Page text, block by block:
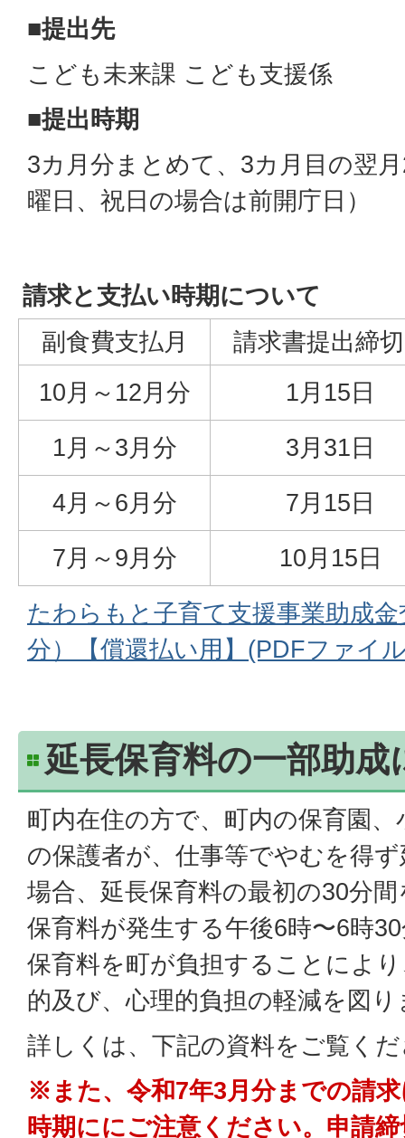
■提出先
こども未来課 こども支援係
■提出時期
3カ月分まとめて、3カ月目の翌
曜日、祝日の場合は前開庁日）
請求と支払い時期について
副食費支払月
請求書提出締
10月～12月分
1月15日
1月～3月分
3月31日
4月～6月分
7月15日
7月～9月分
10月15日
たわらもと子育て支援事業助成
分）【償還払い用】(PDFファイ
延長保育料の一部助成
町内在住の方で、町内の保育園
の保護者が、仕事等でやむを得
場合、延長保育料の最初の30分
保育料が発生する午後6時〜6時
保育料を町が負担することによ
的及び、心理的負担の軽減を図り
詳しくは、下記の資料をご覧く
※また、令和7年3月分までの請
時期ににご注意ください。申請